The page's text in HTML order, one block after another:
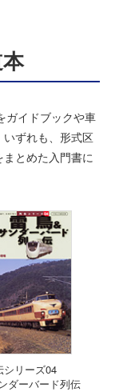
ガイドブックや車
ずれも、形式区
とめた入門書に
シリーズ04
ダーバード列伝